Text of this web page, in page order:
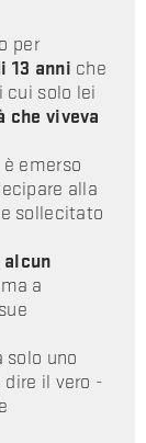
per
13 anni che
cui solo lei
che viveva
emerso
alla
sollecitato
alcun
a
solo uno
il vero -